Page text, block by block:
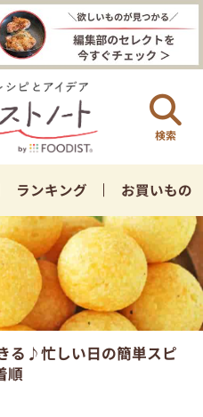
検索
ランキング お買いもの
る♪忙しい日の簡単スピ
順